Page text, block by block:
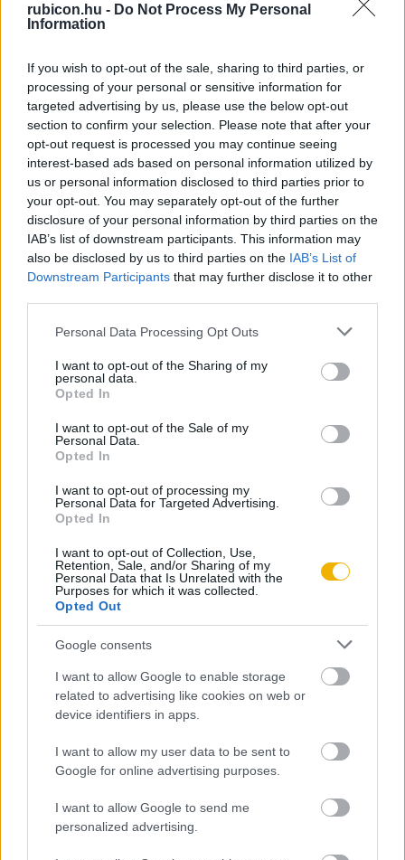
rubicon.hu - Do Not Process My Personal
Information
If you wish to opt-out of the sale, sharing to third parties, or
processing of your personal or sensitive information for
targeted advertising by us, please use the below opt-out
section to confirm your selection. Please note that after your
opt-out request is processed you may continue seeing
interest-based ads based on personal information utilized by
us or personal information disclosed to third parties prior to
your opt-out. You may separately opt-out of the further
disclosure of your personal information by third parties on the
IAB’s list of downstream participants. This information may
also be disclosed by us to third parties on the IAB’s List of
Downstream Participants that may further disclose it to other
Please note that this website/app uses one or more Google
not limited to your visit or usage behaviour. You may click to
grant or deny consent to Google and its third-party tags to
use your data for below specified purposes in below Google
consent section.
Personal Data Processing Opt Outs
I want to opt-out of the Sharing of my
personal data.
Opted In
I want to opt-out of the Sale of my
Personal Data.
Opted In
I want to opt-out of processing my
Personal Data for Targeted Advertising.
Opted In
I want to opt-out of Collection, Use,
Retention, Sale, and/or Sharing of my
Personal Data that Is Unrelated with the
Purposes for which it was collected.
Opted Out
Google consents
I want to allow Google to enable storage
related to advertising like cookies on web or
device identifiers in apps.
I want to allow my user data to be sent to
Google for online advertising purposes.
I want to allow Google to send me
personalized advertising.
Csehszlovákia képviselőiből álló bizottság fogja meg-
állapítani.
4. A túlnyomórészt németek lakta területnek német
csapatok által való fokozatos megszállása október 1-jén
kezdődik. A mellékelt térképen megjelölt négy zónát a
német csapatok a következő sorrendben fogják megszállni:
Az I. számmal jelzett övezetet október 1-jén és 2-án, a II.
számmal jelzettet október 2-án és 3-án, a III. számmal
jelzettet október 3-án, 4-én és 5-én, és a IV. számmal
jelzettet október 6-án és 7-én.
A többi, túlnyomórészt német jellegű területeket a fent
említett nemzetközi bizottság fogja haladéktalanul
szállják meg.
5. A 3. pontban említett nemzetközi bizottság határozza
meg azokat a területeket, amelyeken népszavazást kell
nemzetközi alakulatok szállják meg. Ugyanaz a bizottság
fogja megállapítani a népszavazás megtartásának
módozatait, figyelemmel a Saar-vidéken megejtett
népszavazás módozataira. A bizottság állapítja meg a
népszavazás napját is, ez azonban nem eshetik későbbre,
mint november végére.
fogja elvégezni. Ennek a bizottságnak joga van arra, hogy
bizonyos kivételes esetekben a
Több mint 370 korábbi lapszámunk
Rubicon Online rovatok cikkei
Hirdetésmentes olvasó felület
Kedvenc cikkek elmentése, könyvjelzők
Az első hónap csak 200 Ft-ba kerül. Próbálja
ki!
KIPRÓBÁLOM 200 FT-ÉRT
Online-on, kattintson ide:BELÉPÉS.
Ha még nem
rendelkezik felhasználói fiókkal, kattintson ide:
Szerző
Hegedűs István
Ismerje meg
Lapszám